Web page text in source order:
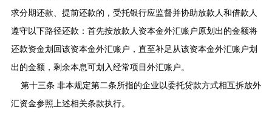
求分期还款、提前还款的，受托银行应监督并协助放款人和借款人
遵守以下路径还款：首先按放款人资本金外汇账户原划出的金额将
还款资金划回该资本金外汇账户，直至补足从该资本金外汇账户划
出的金额，剩余本息可划入经常项目外汇账户。
第十三条 非本规定第二条所指的企业以委托贷款方式相互拆放外
汇资金参照上述相关条款执行。